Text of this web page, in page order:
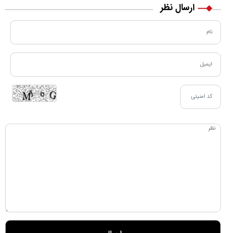
ارسال نظر